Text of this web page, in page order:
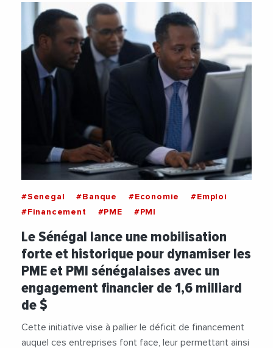
#Senegal #Banque #Economie
#Emploi
#Financement
#PME #PMI
Le Sénégal lance une mobilisation
forte et historique pour dynamiser les
PME et PMI sénégalaises avec un
engagement financier de 1,6 milliard
de $
Cette initiative vise à pallier le déficit de financement
auquel ces entreprises font face, leur permettant ainsi